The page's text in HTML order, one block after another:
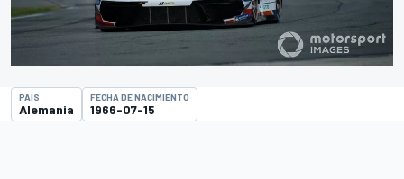
PAÍS
Alemania
FECHA DE NACIMIENTO
1966-07-15